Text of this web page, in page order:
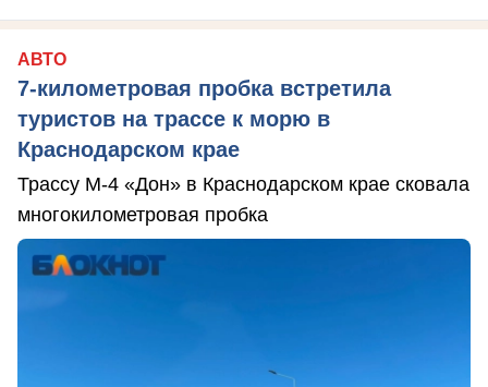
АВТО
7-километровая пробка встретила
туристов на трассе к морю в
Краснодарском крае
Трассу М-4 «Дон» в Краснодарском крае сковала
многокилометровая пробка